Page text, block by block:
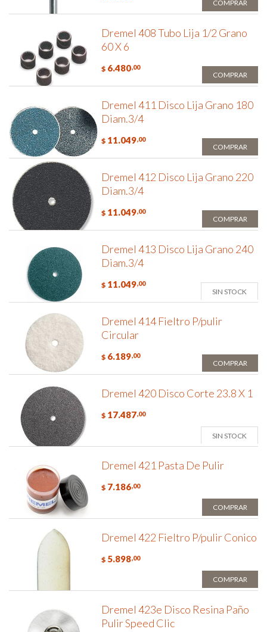
COMPRAR
Dremel 408 Tubo Lija 1/2 Grano
60 X 6
$ 6.480,00
COMPRAR
Dremel 411 Disco Lija Grano 180
Diam.3/4
$ 11.049,00
COMPRAR
Dremel 412 Disco Lija Grano 220
Diam.3/4
$ 11.049,00
COMPRAR
Dremel 413 Disco Lija Grano 240
Diam.3/4
$ 11.049,00
SIN STOCK
Dremel 414 Fieltro P/pulir
Circular
$ 6.189,00
COMPRAR
Dremel 420 Disco Corte 23.8 X 1
$ 17.487,00
SIN STOCK
Dremel 421 Pasta De Pulir
$ 7.186,00
COMPRAR
Dremel 422 Fieltro P/pulir Conico
$ 5.898,00
COMPRAR
Dremel 423e Disco Resina Paño
Pulir Speed Clic